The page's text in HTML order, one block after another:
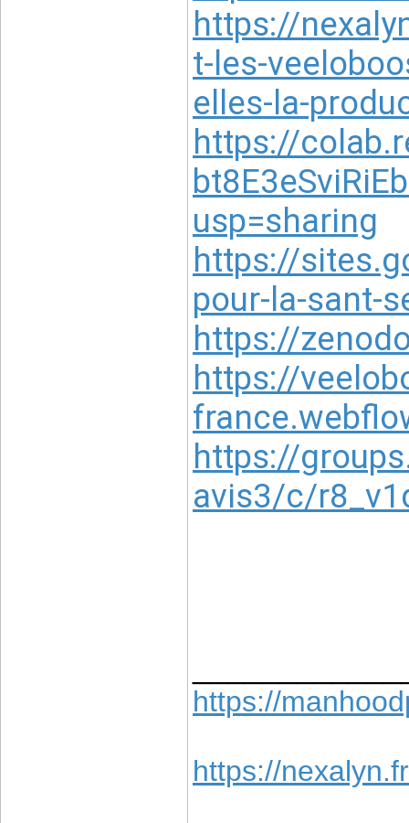
https://
t-les-
elles-la-
https://
usp=sharing
https://
pour-la-sant-
https://
https://
https://
avis3/c/
https://
https://nexalyn